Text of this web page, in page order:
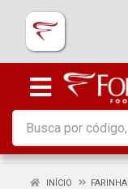
INÍCIO FARINHA